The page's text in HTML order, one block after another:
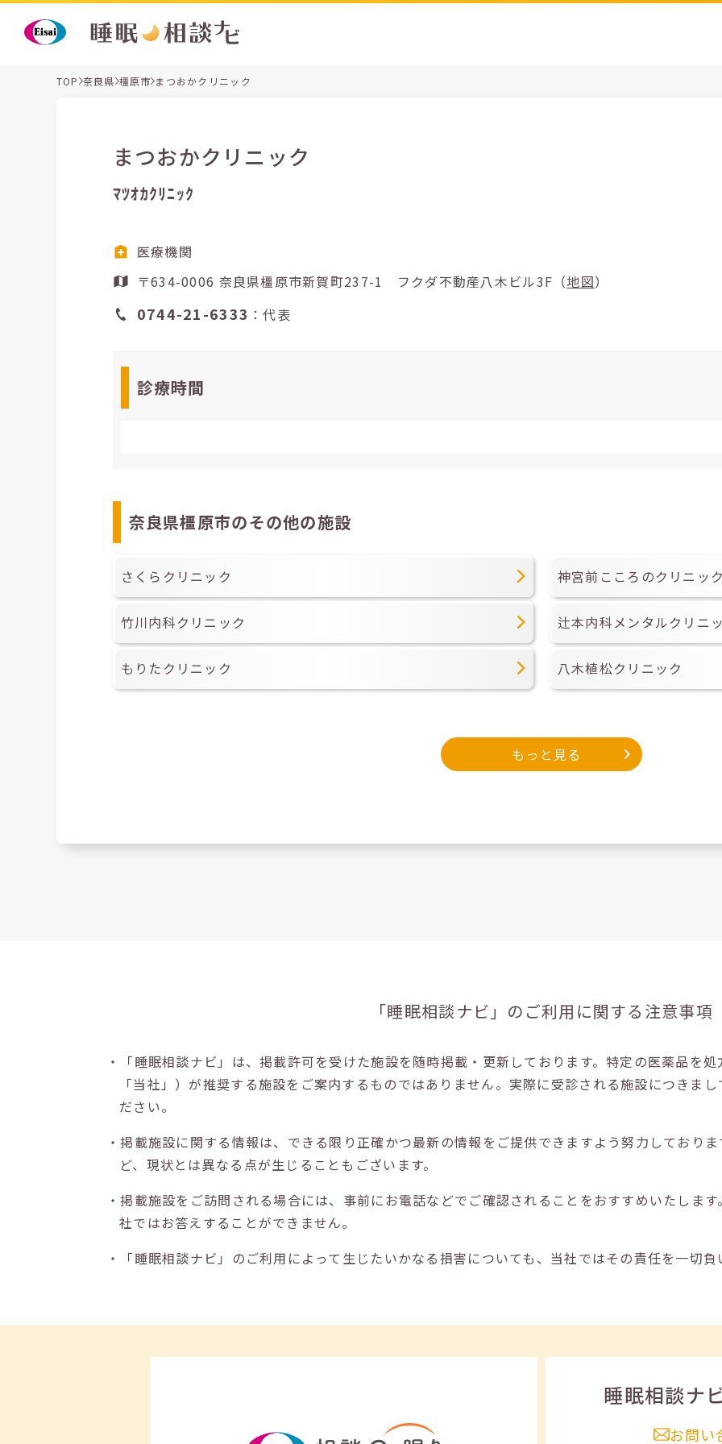
TOP 奈良県 橿原市 まつおかクリニック
まつおかクリニック
ﾏﾂｵｶｸﾘﾆｯｸ
医療機関
〒634-0006 奈良県橿原市新賀町237-1 フクダ不動産八木ビル3F（地図）
0744-21-6333 ：代表
診療時間
奈良県橿原市のその他の施設
さくらクリニック 神宮前こころのクリニッ
竹川内科クリニック 辻本内科メンタルクリニ
もりたクリニック 八木植松クリニック
もっと見る
「睡眠相談ナビ」の ご利用に関する注意事項
・「睡眠相談ナビ」は、掲載許可を受けた施設を随時掲載・更新しております。特定の医薬品を
「当社」）が推奨する施設をご案内するものではありません。実際に受診される施設につきま
ださい。
・掲載施設に関する情報は、できる限り正確かつ最新の情報をご提供できますよう努力しており
ど、現状とは異なる点が生じることもございます。
・掲載施設をご訪問される場合には、事前にお電話などでご確認されることをおすすめいたしま
社ではお答えすることができません。
・「睡眠相談ナビ」のご利用によって生じたいかなる損害についても、当社ではその責任を一切
睡眠相談ナ
お問い